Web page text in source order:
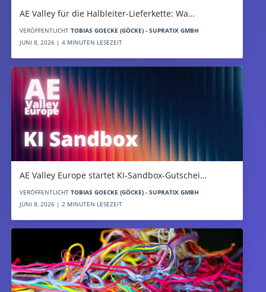
AE Valley für die Halbleiter-Lieferkette: Wa…
VERÖFFENTLICHT TOBIAS GOECKE (GÖCKE) - SUPRATIX GMBH
JUNI 8, 2026 | 4 MINUTEN LESEZEIT
AE Valley Europe startet KI-Sandbox-Gutschei…
VERÖFFENTLICHT TOBIAS GOECKE (GÖCKE) - SUPRATIX GMBH
JUNI 8, 2026 | 2 MINUTEN LESEZEIT